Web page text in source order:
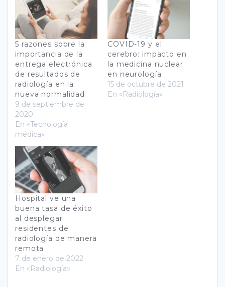
5 razones sobre la
importancia de la
entrega electrónica
de resultados de
radiología en la
nueva normalidad
9 de septiembre de
2020
En «Tecnología
médica»
COVID-19 y el
cerebro: impacto en
la medicina nuclear
en neurología
15 de octubre de 2021
En «Radiología»
Hospital ve una
buena tasa de éxito
al desplegar
residentes de
radiología de manera
remota
7 de enero de 2022
En «Radiología»